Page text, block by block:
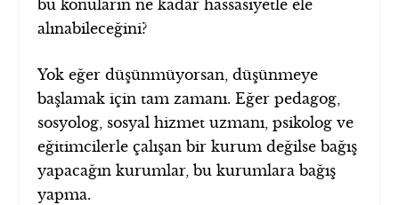
bu konuların ne kadar hassasiyetle ele
alınabileceğini?
Yok eğer düşünmüyorsan, düşünmeye
başlamak için tam zamanı. Eğer pedagog,
sosyolog, sosyal hizmet uzmanı, psikolog ve
eğitimcilerle çalışan bir kurum değilse bağış
yapacağın kurumlar, bu kurumlara bağış
yapma.